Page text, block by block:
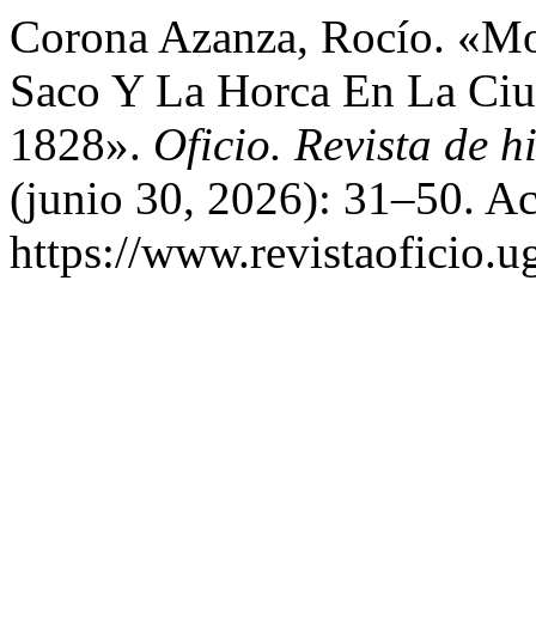
Corona Azanza, Rocío.
Saco Y La Horca En La
1828». Oficio. Revista de
(junio 30, 2026): 31–50.
https://